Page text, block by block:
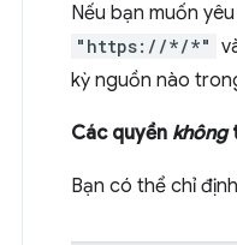
Nếu bạn muốn
"https://*/*"
kỳ nguồn nào
Các quyền không
Bạn có thể chỉ